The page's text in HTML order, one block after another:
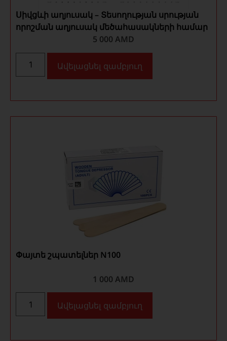
Սիվցևի աղյուսակ – Տեսողության սրության
որոշման աղյուսակ մեծահասակների համար
5 000 AMD
Ավելացնել զամբյուղ
Փայտե շպատելներ N100
1 000 AMD
Ավելացնել զամբյուղ